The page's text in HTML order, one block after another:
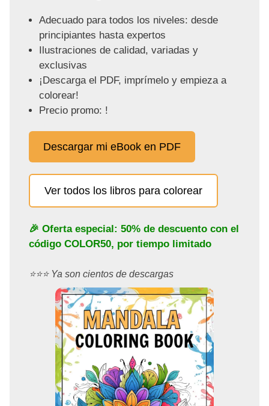
Adecuado para todos los niveles: desde
principiantes hasta expertos
Ilustraciones de calidad, variadas y
exclusivas
¡Descarga el PDF, imprímelo y empieza a
colorear!
Precio promo: !
Descargar mi eBook en PDF
Ver todos los libros para colorear
🎉 Oferta especial: 50% de descuento con el
código COLOR50, por tiempo limitado
⭐️⭐️⭐️ Ya son cientos de descargas